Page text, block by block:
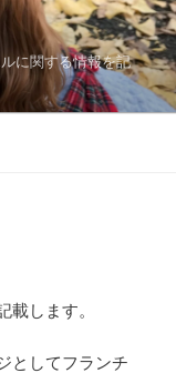
に関する情報を記
載します。
としてフランチ